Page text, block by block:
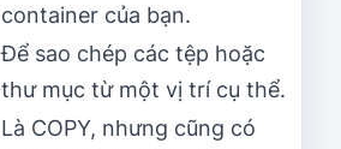
container của bạn.
Để sao chép các tệp hoặc
thư mục từ một vị trí cụ thể.
Là COPY, nhưng cũng có